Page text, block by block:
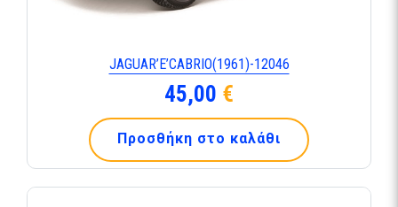
JAGUAR’E’CABRIO(1961)-12046
45,00 €
Προσθήκη στο καλάθι